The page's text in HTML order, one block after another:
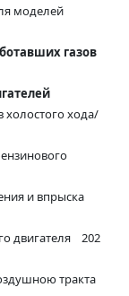
моделей
газов
холостого хода/
и впрыска
двигателя 202
тракта